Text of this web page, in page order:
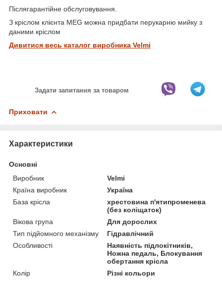
Післягарантійне обслуговування.
З кріслом клієнта MEG можна придбати перукарню мийку з
даними кріслом
Дивитися весь каталог виробника Velmi
Задати запитання за товаром
Приховати
Характеристики
Основні
Виробник
Velmi
Країна виробник
Україна
База крісла
хрестовина п'ятипроменева
(без коліщаток)
Вікова група
Для дорослих
Тип підйомного механізму
Гідравлічний
Особливості
Наявність підлокітників,
Ножна педаль, Блокування
обертання крісла
Колір
Різні кольори